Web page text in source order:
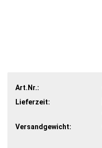
Art.Nr.:
Lieferzeit:
Versandgewicht: